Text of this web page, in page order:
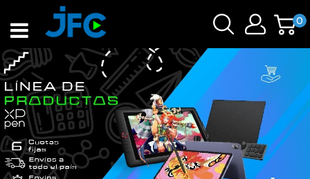
0